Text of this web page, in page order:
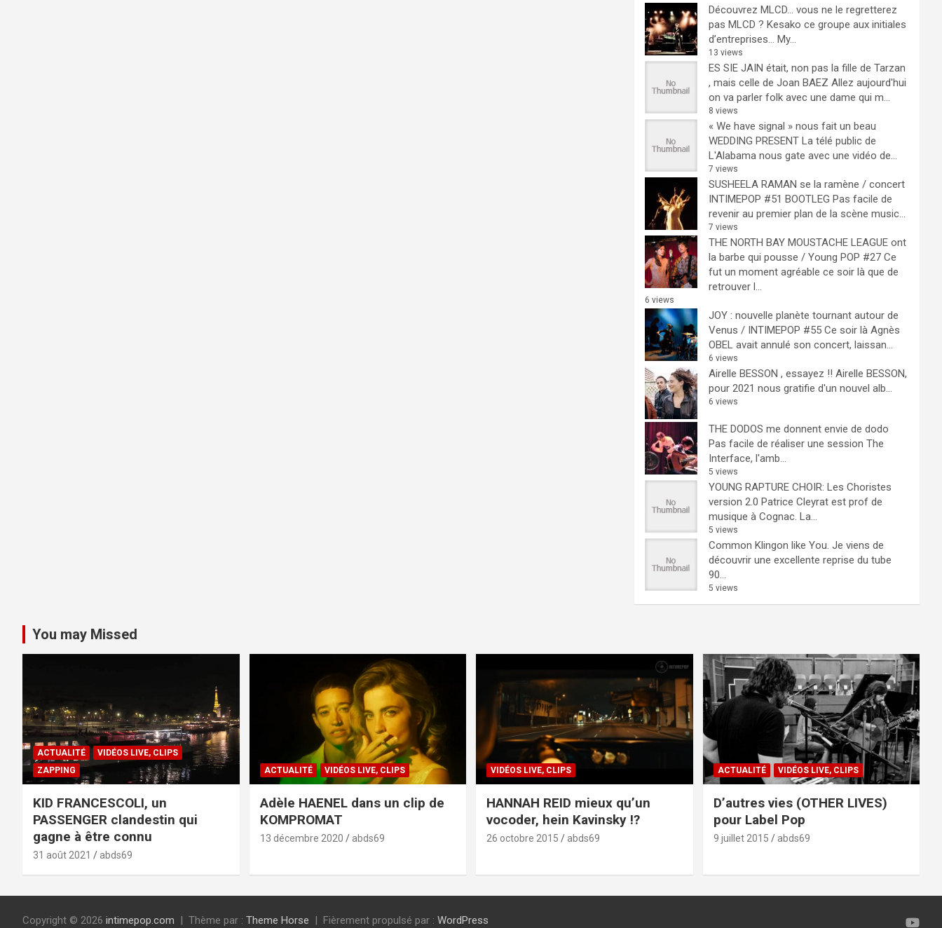
Découvrez MLCD… vous ne le regretterez
pas MLCD ? Kesako ce groupe aux initiales
d’entreprises… My...
13 views
ES SIE JAIN était, non pas la fille de Tarzan
, mais celle de Joan BAEZ Allez aujourd'hui
on va parler folk avec une dame qui m...
8 views
« We have signal » nous fait un beau
WEDDING PRESENT La télé public de
L'Alabama nous gate avec une vidéo de...
7 views
SUSHEELA RAMAN se la ramène / concert
INTIMEPOP #51 BOOTLEG Pas facile de
revenir au premier plan de la scène music...
7 views
THE NORTH BAY MOUSTACHE LEAGUE ont
la barbe qui pousse / Young POP #27 Ce
fut un moment agréable ce soir là que de
retrouver l...
6 views
JOY : nouvelle planète tournant autour de
Venus / INTIMEPOP #55 Ce soir là Agnès
OBEL avait annulé son concert, laissan...
6 views
Airelle BESSON , essayez !! Airelle BESSON,
pour 2021 nous gratifie d'un nouvel alb...
6 views
THE DODOS me donnent envie de dodo
Pas facile de réaliser une session The
Interface, l'amb...
5 views
YOUNG RAPTURE CHOIR: Les Choristes
version 2.0 Patrice Cleyrat est prof de
musique à Cognac. La...
5 views
Common Klingon like You. Je viens de
découvrir une excellente reprise du tube
90...
5 views
You may Missed
ACTUALITÉ
VIDÉOS LIVE, CLIPS
ZAPPING
KID FRANCESCOLI, un
PASSENGER clandestin qui
gagne à être connu
31 août 2021 abds69
ACTUALITÉ VIDÉOS LIVE, CLIPS
Adèle HAENEL dans un clip de
KOMPROMAT
13 décembre 2020 abds69
VIDÉOS LIVE, CLIPS
HANNAH REID mieux qu’un
vocoder, hein Kavinsky !?
26 octobre 2015 abds69
ACTUALITÉ VIDÉOS LIVE, CLIPS
D’autres vies (OTHER LIVES)
pour Label Pop
9 juillet 2015 abds69
Copyright © 2026 intimepop.com Thème par : Theme Horse Fièrement propulsé par : WordPress